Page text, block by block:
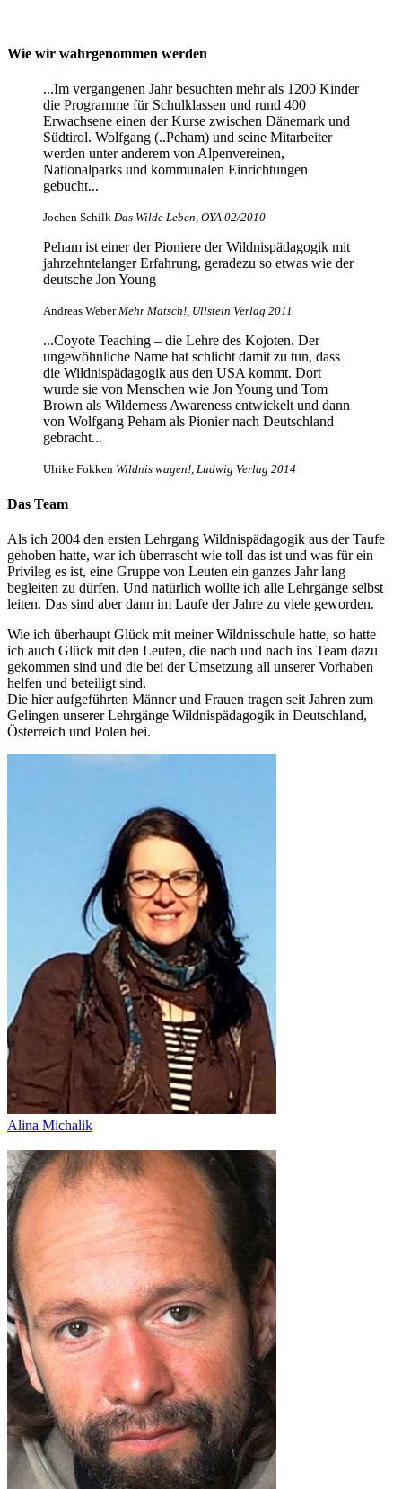
Wie wir wahrgenommen werden
...Im vergangenen Jahr besuchten mehr als 1200 Kinder
die Programme für Schulklassen und rund 400
Erwachsene einen der Kurse zwischen Dänemark und
Südtirol. Wolfgang (..Peham) und seine Mitarbeiter
werden unter anderem von Alpenvereinen,
Nationalparks und kommunalen Einrichtungen
gebucht...
Jochen Schilk Das Wilde Leben, OYA 02/2010
Peham ist einer der Pioniere der Wildnispädagogik mit
jahrzehntelanger Erfahrung, geradezu so etwas wie der
deutsche Jon Young
Andreas WeberMehr Matsch!, Ullstein Verlag 2011
...Coyote Teaching – die Lehre des Kojoten. Der
ungewöhnliche Name hat schlicht damit zu tun, dass
die Wildnispädagogik aus den USA kommt. Dort
wurde sie von Menschen wie Jon Young und Tom
Brown als Wilderness Awareness entwickelt und dann
von Wolfgang Peham als Pionier nach Deutschland
gebracht...
Ulrike Fokken Wildnis wagen!, Ludwig Verlag 2014
Das Team
Als ich 2004 den ersten Lehrgang Wildnispädagogik aus der Taufe
gehoben hatte, war ich überrascht wie toll das ist und was für ein
Privileg es ist, eine Gruppe von Leuten ein ganzes Jahr lang
begleiten zu dürfen. Und natürlich wollte ich alle Lehrgänge selbst
leiten. Das sind aber dann im Laufe der Jahre zu viele geworden.
Wie ich überhaupt Glück mit meiner Wildnisschule hatte, so hatte
ich auch Glück mit den Leuten, die nach und nach ins Team dazu
gekommen sind und die bei der Umsetzung all unserer Vorhaben
helfen und beteiligt sind.
Die hier aufgeführten Männer und Frauen tragen seit Jahren zum
Gelingen unserer Lehrgänge Wildnispädagogik in Deutschland,
Österreich und Polen bei.
Alina Michalik